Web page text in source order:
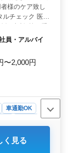
勤可能で残
大切にしな
様のケア致し
ルチェック 医療
ント 週休2日
員・アルバイ
〜2,000円
車通勤OK
く見る